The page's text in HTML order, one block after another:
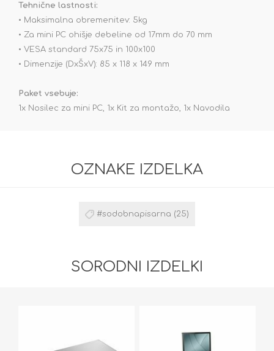
Tehnične lastnosti:
• Maksimalna obremenitev: 5kg
• Za mini PC ohišje debeline od 17mm do 70 mm
• VESA standard 75x75 in 100x100
• Dimenzije (DxŠxV): 85 x 118 x 149 mm
Paket vsebuje:
1x Nosilec za mini PC, 1x Kit za montažo, 1x Navodila
OZNAKE IZDELKA
#sodobnapisarna (25)
SORODNI IZDELKI